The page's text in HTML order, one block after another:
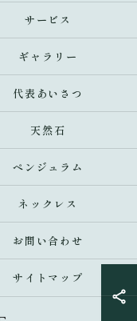
サービス
ギャラリー
代表あいさつ
天然石
ペンジュラム
ネックレス
お問い合わせ
サイトマップ